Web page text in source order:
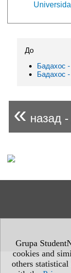
Grupa
cookies and
others
До
Бадахос
Бадахос
« назад